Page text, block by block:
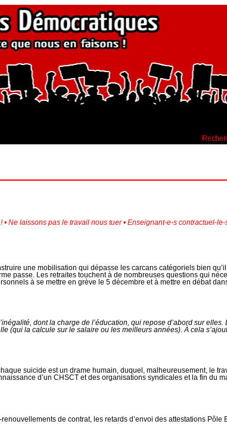
laissons pas le travail nous tuer • Enseignant-e-s contractuel-
une mobilisation qui dépasse les carcans catégoriels bien
passe. Les retraites touchent à de nombreuses questions qui
à se mettre en grève le 5 décembre et à mettre en débat
dont la charge de l’éducation, qui repose d’abord sur
la calcule sur le salaire ou les meilleurs années). À cela
suicide est un drame humain, duquel, malheureusement, le
d’un CHSCT et des organisations syndicales et la fin du
de contrat, les retards d’envoi des attestations